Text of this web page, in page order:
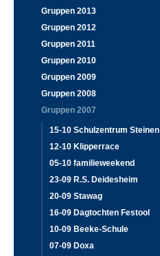
Gruppen 2013
Gruppen 2012
Gruppen 2011
Gruppen 2010
Gruppen 2009
Gruppen 2008
Gruppen 2007
15-10 Schulzentrum Steinen
12-10 Klipperrace
05-10 familieweekend
23-09 R.S. Deidesheim
20-09 Stawag
16-09 Dagtochten Festool
10-09 Beeke-Schule
07-09 Doxa